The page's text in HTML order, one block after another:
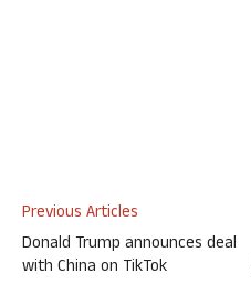
Previous Articles
Donald Trump announces deal
with China on TikTok